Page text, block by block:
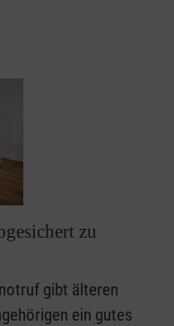
zu
gibt älteren
ein gutes